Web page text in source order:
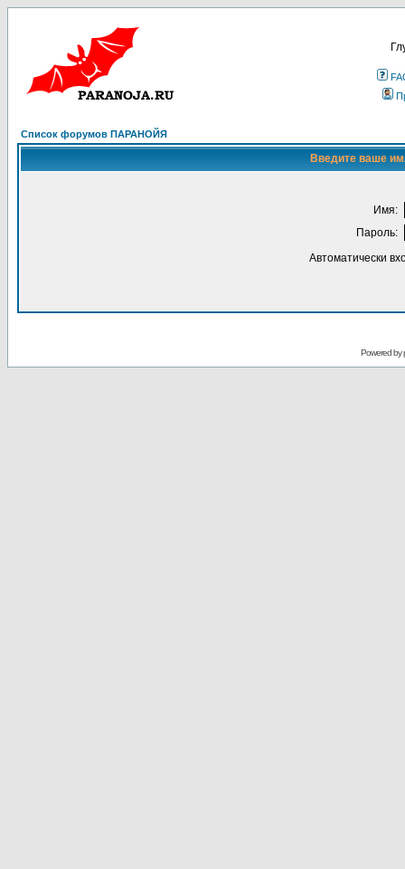
Список форумов ПАРАНОЙЯ
Введите ваше
Имя:
Пароль:
Автоматически
Powered by